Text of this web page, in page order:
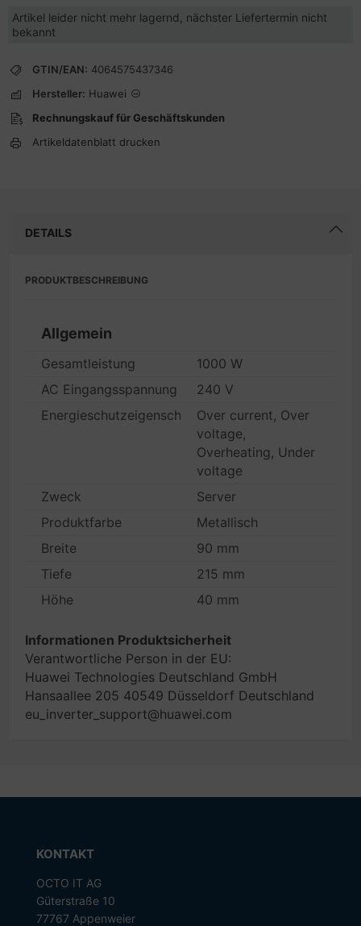
Artikel leider nicht mehr lagernd, nächster Liefertermin nicht
bekannt
GTIN/EAN: 4064575437346
Hersteller: Huawei
Rechnungskauf für Geschäftskunden
Artikeldatenblatt drucken
DETAILS
PRODUKTBESCHREIBUNG
Allgemein
Gesamtleistung
1000 W
AC Eingangsspannung
240 V
EnergieschutzeigenschaftenOver current, Over
voltage,
Overheating, Under
voltage
Zweck
Server
Produktfarbe
Metallisch
Breite
90 mm
Tiefe
215 mm
Höhe
40 mm
Informationen Produktsicherheit
Verantwortliche Person in der EU:
Huawei Technologies Deutschland GmbH
Hansaallee 205 40549 Düsseldorf Deutschland
eu_inverter_support@huawei.com
KONTAKT
OCTO IT AG
Güterstraße 10
77767 Appenweier